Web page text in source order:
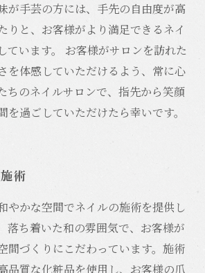
が手芸の方には、手先の自由度が高
りと、お客様がより満足できるネイ
ています。 お客様がサロンを訪れた
を体感していただけるよう、常に心
ちのネイルサロンで、指先から笑顔
を過ごしていただけたら幸いです。
術
やかな空間でネイルの施術を提供し
落ち着いた和の雰囲気で、お客様が
間づくりにこだわっています。施術
品質な化粧品を使用し、お客様の爪